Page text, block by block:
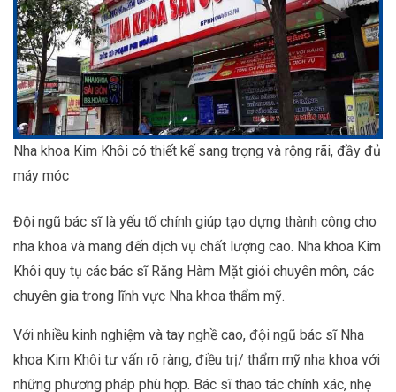
Nha khoa Kim Khôi có thiết kế sang trọng và rộng rãi, đầy đủ
máy móc
Đội ngũ bác sĩ là yếu tố chính giúp tạo dựng thành công cho
nha khoa và mang đến dịch vụ chất lượng cao. Nha khoa Kim
Khôi quy tụ các bác sĩ Răng Hàm Mặt giỏi chuyên môn, các
chuyên gia trong lĩnh vực Nha khoa thẩm mỹ.
Với nhiều kinh nghiệm và tay nghề cao, đội ngũ bác sĩ Nha
khoa Kim Khôi tư vấn rõ ràng, điều trị/ thẩm mỹ nha khoa với
những phương pháp phù hợp. Bác sĩ thao tác chính xác, nhẹ